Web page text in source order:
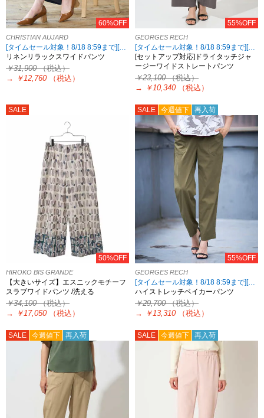
60%OFF
CHRISTIAN AUJARD
[タイムセール対象！8/18 8:59まで][2点10%OFF対象！8/21 8:59まで 対象ブランド限定]
リネンリラックスワイドパンツ
￥31,900（税込）
→
￥12,760 （税込）
55%OFF
GEORGES RECH
[タイムセール対象！8/18 8:59まで][2点10%OFF対象！8/21 8:59まで 対象5ブランド限定]
[セットアップ対応]ドライタッチジャ
ージーワイドストレートパンツ
￥23,100（税込）
→
￥10,340 （税込）
SALE
50%OFF
HIROKO BIS GRANDE
【大きいサイズ】エスニックモチーフ
スラブワイドパンツ /洗える
￥34,100（税込）
→
￥17,050 （税込）
SALE 今週値下 再入荷
55%OFF
GEORGES RECH
[タイムセール対象！8/18 8:59まで][2点10%OFF対象！8/21 8:59まで 対象5ブランド限定]
ハイストレッチベイカーパンツ
￥29,700（税込）
→
￥13,310 （税込）
SALE 今週値下 再入荷 SALE 今週値下 再入荷